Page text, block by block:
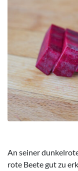
An seiner
rote Beete gut zu